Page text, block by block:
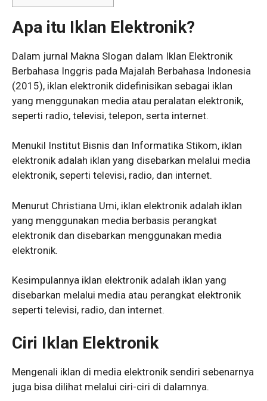
Apa itu Iklan Elektronik?
Dalam jurnal Makna Slogan dalam Iklan Elektronik
Berbahasa Inggris pada Majalah Berbahasa Indonesia
(2015), iklan elektronik didefinisikan sebagai iklan
yang menggunakan media atau peralatan elektronik,
seperti radio, televisi, telepon, serta internet.
Menukil Institut Bisnis dan Informatika Stikom, iklan
elektronik adalah iklan yang disebarkan melalui media
elektronik, seperti televisi, radio, dan internet.
Menurut Christiana Umi, iklan elektronik adalah iklan
yang menggunakan media berbasis perangkat
elektronik dan disebarkan menggunakan media
elektronik.
Kesimpulannya iklan elektronik adalah iklan yang
disebarkan melalui media atau perangkat elektronik
seperti televisi, radio, dan internet.
Ciri Iklan Elektronik
Mengenali iklan di media elektronik sendiri sebenarnya
juga bisa dilihat melalui ciri-ciri di dalamnya.